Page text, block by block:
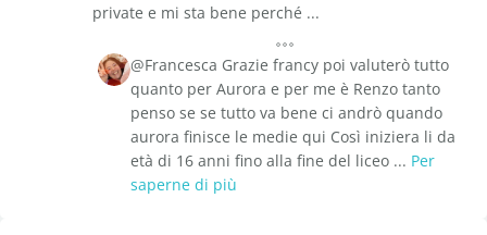
private e mi sta bene perché ...
@Francesca Grazie francy poi valuterò tutto
quanto per Aurora e per me è Renzo tanto
penso se se tutto va bene ci andrò quando
aurora finisce le medie qui Così iniziera li da
età di 16 anni fino alla fine del liceo ... Per
saperne di più